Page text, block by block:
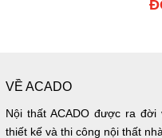
VỀ ACADO
Nội thất ACADO được ra
thiết kế và thi công nội thất